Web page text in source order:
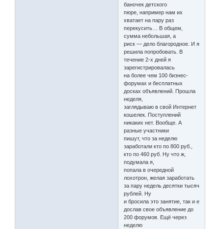
баночек детского
пюре, например нам их
хватает на пару раз
перекусить… В общем,
сумма небольшая, а
риск — дело благородное. И я
решила попробовать. В
течение 2-х дней я
зарегистрировалась
на более чем 100 бизнес-
форумах и бесплатных
досках объявлений. Прошла
неделя,
заглядываю в свой Интернет
кошелек. Поступлений
никаких нет. Вообще. А
разные участники
пишут, что за неделю
заработали кто по 800 руб.,
кто по 460 руб. Ну что ж,
подумала я,
попала в очередной
лохотрон, желая заработать
за пару недель десятки тысяч
рублей. Ну
и бросила это занятие, так и е
дослав свое объявление до
200 форумов. Ещё через
неделю